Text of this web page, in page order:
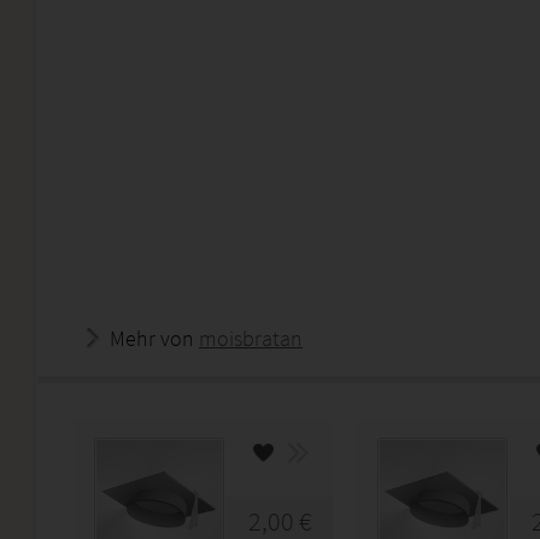
Mehr von moisbratan
2,00 €